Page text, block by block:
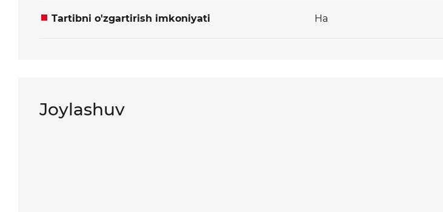
Tartibni o'zgartirish imkoniyati Ha
Joylashuv